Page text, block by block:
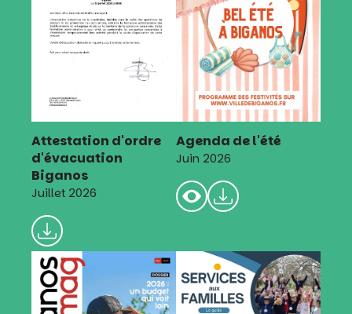
Attestation d'ordre
d'évacuation
Biganos
Juillet 2026
Agenda de l'été
Juin 2026